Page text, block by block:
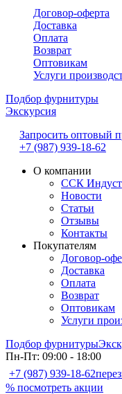
Договор-оферта
Доставка
Оплата
Возврат
Оптовикам
Услуги
Подбор фурнитуры
Экскурсия
Запросить оптовый
+7 (987) 939-18-62
О компании
ССК
Новости
Статьи
Отзывы
Контакты
Покупателям
Договор-
Доставка
Оплата
Возврат
Оптовикам
Услуги
Подбор фурнитуры
Пн-Пт: 09:00 - 18:00
+7 (987) 939-18-62
% посмотреть акции